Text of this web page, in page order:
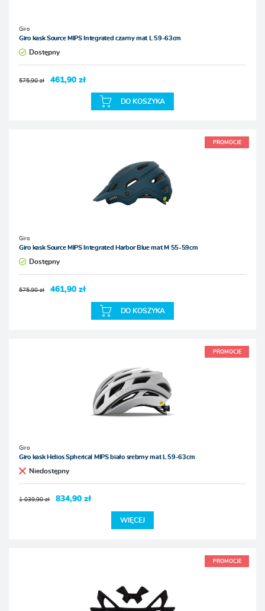
Giro
Giro kask Source MIPS Integrated czarny mat L 59-63cm
Dostępny
575,90 zł 461,90 zł
DO KOSZYKA
PROMOCJE
Giro
Giro kask Source MIPS Integrated Harbor Blue mat M 55-59cm
Dostępny
575,90 zł 461,90 zł
DO KOSZYKA
PROMOCJE
Giro
Giro kask Helios Spherical MIPS biało srebrny mat L 59-63cm
Niedostępny
1 039,90 zł 834,90 zł
WIĘCEJ
PROMOCJE